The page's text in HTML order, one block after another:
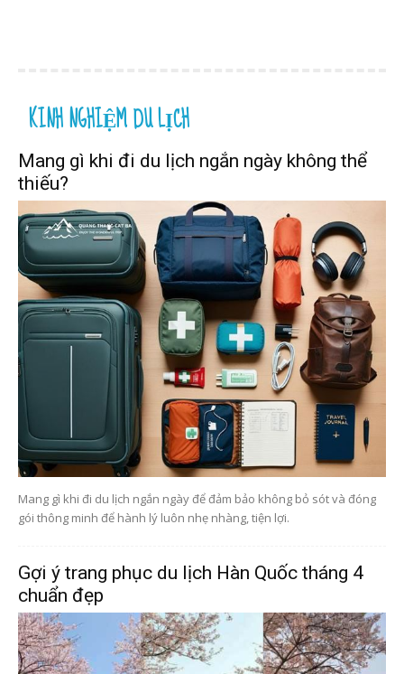
KINH NGHIỆM DU LỊCH
Mang gì khi đi du lịch ngắn ngày không thể
thiếu?
Mang gì khi đi du lịch ngắn ngày để đảm bảo không bỏ sót và đóng
gói thông minh để hành lý luôn nhẹ nhàng, tiện lợi.
Gợi ý trang phục du lịch Hàn Quốc tháng 4
chuẩn đẹp